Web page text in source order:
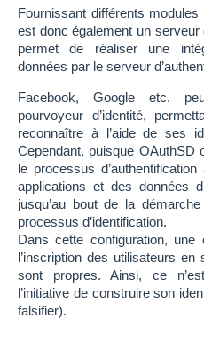
Fournissant différents modules
est donc également un serveur
permet de réaliser une
données par le serveur
Facebook, Google etc.
pourvoyeur d’identité,
reconnaître à l’aide de ses
Cependant, puisque OAuthSD
le processus
applications et des données
jusqu’au bout de la
processus d’identification.
Dans cette configuration,
l’inscription des utilisateurs
sont propres. Ainsi, ce
l’initiative de construire son
falsifier).